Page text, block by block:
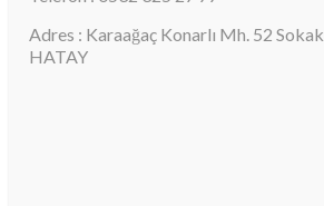
Adres : Karaağaç Konarlı Mh. 52
HATAY